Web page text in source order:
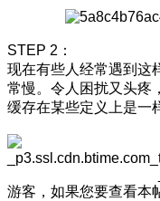
STEP 2：
现在有些人经常遇到这
常慢。令人困扰又头疼
缓存在某些定义上是一
游客，如果您要查看本